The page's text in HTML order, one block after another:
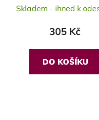
je
5,0
z
5
Skladem - ihned k
305 Kč
DO KOŠÍKU